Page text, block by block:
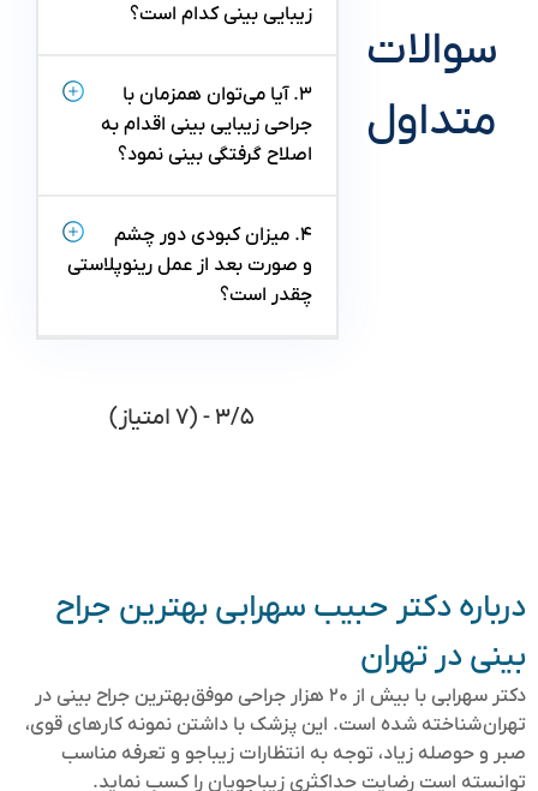
سوالات
متداول
زیبایی بینی کدام است؟
۳. آیا می‌توان همزمان با
جراحی زیبایی بینی اقدام به
اصلاح گرفتگی بینی نمود؟
۴. میزان کبودی دور چشم
و صورت بعد از عمل رینوپلاستی
چقدر است؟
۳/۵ - (۷ امتیاز)
درباره دکتر حبیب سهرابی بهترین جراح
بینی در تهران
دکتر سهرابی با بیش از ۲۰ هزار جراحی موفق بهترین جراح بینی در
تهران شناخته شده است. این پزشک با داشتن نمونه کارهای قوی،
صبر و حوصله زیاد، توجه به انتظارات زیباجو و تعرفه مناسب
توانسته است رضایت حداکثری زیباجویان را کسب نماید.